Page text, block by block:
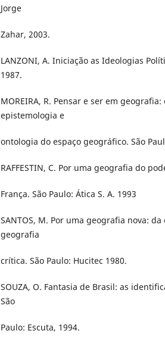
Jorge
Zahar, 2003.
LANZONI, A. Iniciação as Ideologias
1987.
MOREIRA, R. Pensar e ser em
epistemologia e
ontologia do espaço geográfico. São
RAFFESTIN, C. Por uma geografia do
França. São Paulo: Ática S. A. 1993
SANTOS, M. Por uma geografia nova:
geografia
crítica. São Paulo: Hucitec 1980.
SOUZA, O. Fantasia de Brasil: as
São
Paulo: Escuta, 1994.